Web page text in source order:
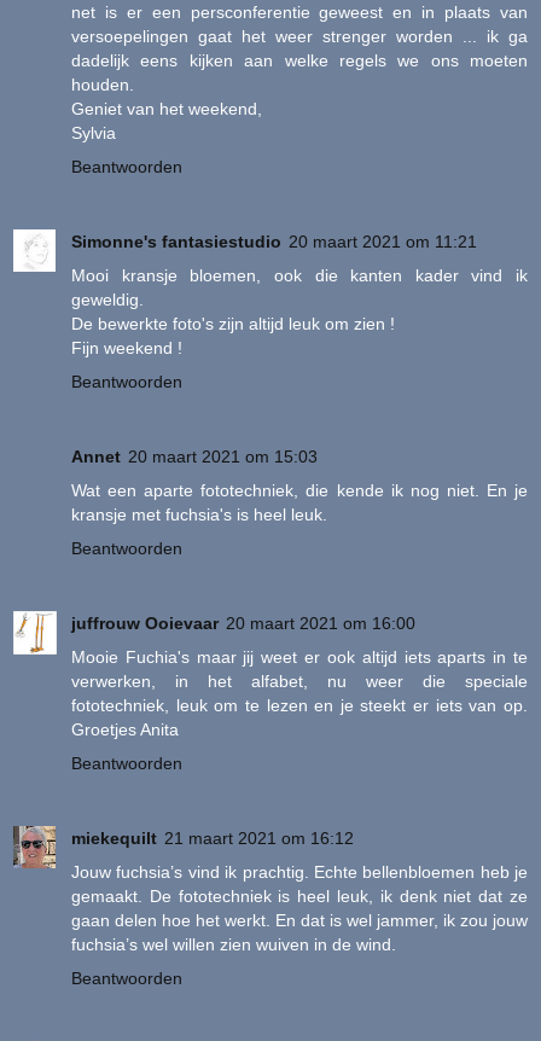
net is er een persconferentie geweest en in plaats van
versoepelingen gaat het weer strenger worden ... ik ga
dadelijk eens kijken aan welke regels we ons moeten
houden.
Geniet van het weekend,
Sylvia
Beantwoorden
Simonne's fantasiestudio 20 maart 2021 om 11:21
Mooi kransje bloemen, ook die kanten kader vind ik
geweldig.
De bewerkte foto's zijn altijd leuk om zien !
Fijn weekend !
Beantwoorden
Annet 20 maart 2021 om 15:03
Wat een aparte fototechniek, die kende ik nog niet. En je
kransje met fuchsia's is heel leuk.
Beantwoorden
juffrouw Ooievaar 20 maart 2021 om 16:00
Mooie Fuchia's maar jij weet er ook altijd iets aparts in te
verwerken, in het alfabet, nu weer die speciale
fototechniek, leuk om te lezen en je steekt er iets van op.
Groetjes Anita
Beantwoorden
miekequilt 21 maart 2021 om 16:12
Jouw fuchsia’s vind ik prachtig. Echte bellenbloemen heb je
gemaakt. De fototechniek is heel leuk, ik denk niet dat ze
gaan delen hoe het werkt. En dat is wel jammer, ik zou jouw
fuchsia’s wel willen zien wuiven in de wind.
Beantwoorden